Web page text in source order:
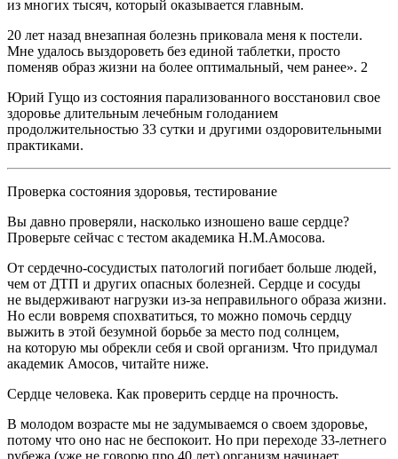
из многих тысяч, который оказывается главным.
20 лет назад внезапная болезнь приковала меня к постели.
Мне удалось выздороветь без единой таблетки, просто
поменяв образ жизни на более оптимальный, чем ранее». 2
Юрий Гущо из состояния парализованного восстановил свое
здоровье длительным лечебным голоданием
продолжительностью 33 сутки и другими оздоровительными
практиками.
Проверка состояния здоровья, тестирование
Вы давно проверяли, насколько изношено ваше сердце?
Проверьте сейчас с тестом академика Н.М.Амосова.
От сердечно-сосудистых патологий погибает больше людей,
чем от ДТП и других опасных болезней. Сердце и сосуды
не выдерживают нагрузки из-за неправильного образа жизни.
Но если вовремя спохватиться, то можно помочь сердцу
выжить в этой безумной борьбе за место под солнцем,
на которую мы обрекли себя и свой организм. Что придумал
академик Амосов, читайте ниже.
Сердце человека. Как проверить сердце на прочность.
В молодом возрасте мы не задумываемся о своем здоровье,
потому что оно нас не беспокоит. Но при переходе 33-летнего